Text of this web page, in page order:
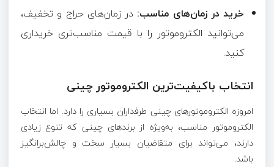
خرید در زمان‌های مناسب: در زمان‌های حراج و تخفیف،
می‌توانید الکتروموتور را با قیمت مناسب‌تری خریداری
کنید.
انتخاب باکیفیت‌ترین الکتروموتور چینی
امروزه الکتروموتورهای چینی طرفداران بسیاری را دارد. اما انتخاب
الکتروموتور مناسب، به‌ویژه از برندهای چینی که تنوع زیادی
دارند، می‌تواند برای متقاضیان بسیار سخت و چالش‌برانگیز
باشد.